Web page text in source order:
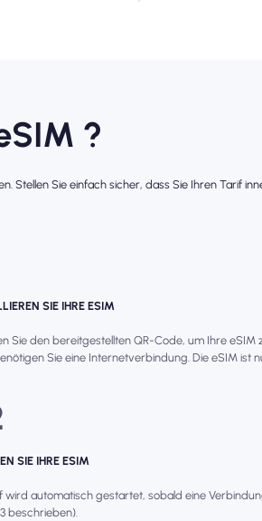
?
Stellen Sie einfach sicher, dass Sie Ihren Tarif
SIE IHRE ESIM
Sie den bereitgestellten QR-Code, um Ihre eSIM
Sie eine Internetverbindung. Die eSIM ist
SIE IHRE ESIM
wird automatisch gestartet, sobald eine
beschrieben).